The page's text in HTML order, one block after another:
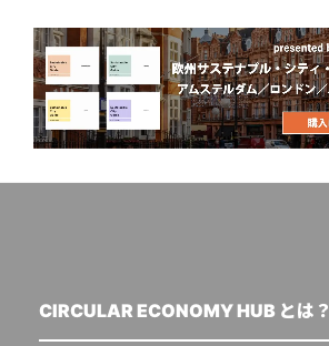
CIRCULAR ECONOMY HUB とは？